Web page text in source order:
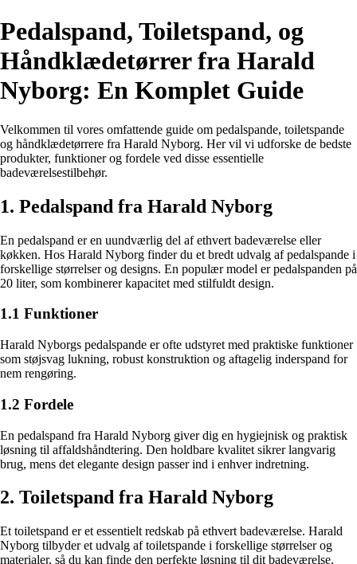
Pedalspand, Toiletspand, og
Håndklædetørrer fra Harald
Nyborg: En Komplet Guide
Velkommen til vores omfattende guide om pedalspande, toiletspande
og håndklædetørrere fra Harald Nyborg. Her vil vi udforske de bedste
produkter, funktioner og fordele ved disse essentielle
badeværelsestilbehør.
1. Pedalspand fra Harald Nyborg
En pedalspand er en uundværlig del af ethvert badeværelse eller
køkken. Hos Harald Nyborg finder du et bredt udvalg af pedalspande i
forskellige størrelser og designs. En populær model er pedalspanden på
20 liter, som kombinerer kapacitet med stilfuldt design.
1.1 Funktioner
Harald Nyborgs pedalspande er ofte udstyret med praktiske funktioner
som støjsvag lukning, robust konstruktion og aftagelig inderspand for
nem rengøring.
1.2 Fordele
En pedalspand fra Harald Nyborg giver dig en hygiejnisk og praktisk
løsning til affaldshåndtering. Den holdbare kvalitet sikrer langvarig
brug, mens det elegante design passer ind i enhver indretning.
2. Toiletspand fra Harald Nyborg
Et toiletspand er et essentielt redskab på ethvert badeværelse. Harald
Nyborg tilbyder et udvalg af toiletspande i forskellige størrelser og
materialer, så du kan finde den perfekte løsning til dit badeværelse.